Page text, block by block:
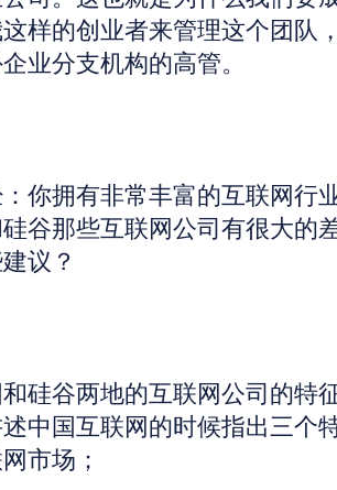
样的创业者来管理这个团队
业分支机构的高管。
拥有非常丰富的互联网行
谷那些互联网公司有很大的
议？
硅谷两地的互联网公司的特
中国互联网的时候指出三个
市场；